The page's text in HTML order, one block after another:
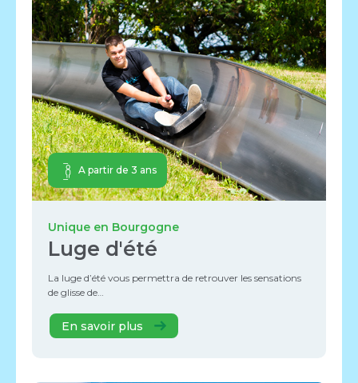
A partir de 3 ans
Unique en Bourgogne
Luge d'été
La luge d’été vous permettra de retrouver les sensations
de glisse de…
En savoir plus